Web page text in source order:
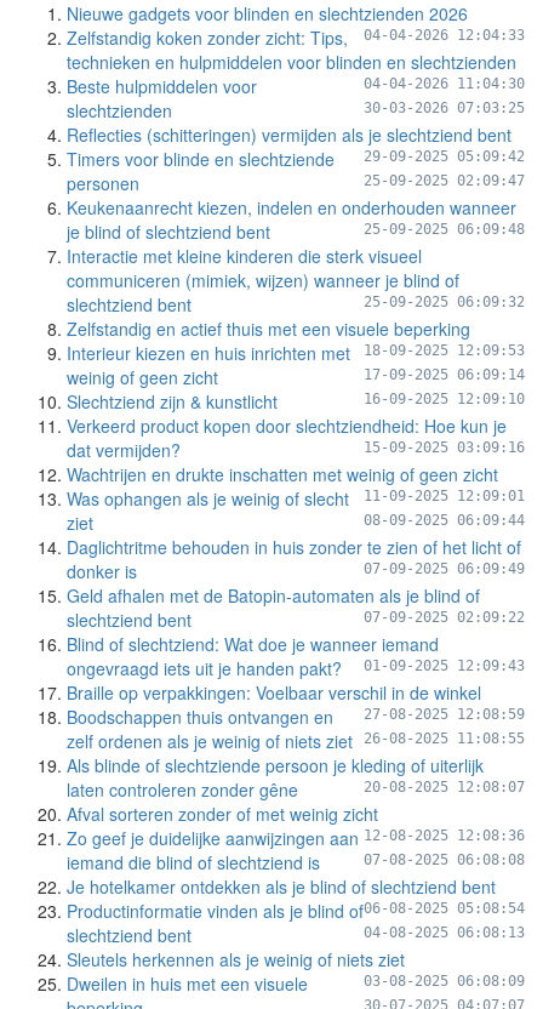
Nieuwe gadgets voor blinden en slechtzienden 2026
04-04-2026 12:04:33
Zelfstandig koken zonder zicht: Tips,
technieken en hulpmiddelen voor blinden en slechtzienden
04-04-2026 11:04:30
Beste hulpmiddelen voor
slechtzienden
30-03-2026 07:03:25
Reflecties (schitteringen) vermijden als je slechtziend bent
29-09-2025 05:09:42
Timers voor blinde en slechtziende
personen
25-09-2025 02:09:47
Keukenaanrecht kiezen, indelen en onderhouden wanneer
je blind of slechtziend bent
25-09-2025 06:09:48
Interactie met kleine kinderen die sterk visueel
communiceren (mimiek, wijzen) wanneer je blind of
slechtziend bent
25-09-2025 06:09:32
Zelfstandig en actief thuis met een visuele beperking
18-09-2025 12:09:53
Interieur kiezen en huis inrichten met
weinig of geen zicht
17-09-2025 06:09:14
Slechtziend zijn & kunstlicht 16-09-2025 12:09:10
Verkeerd product kopen door slechtziendheid: Hoe kun je
dat vermijden?
15-09-2025 03:09:16
Wachtrijen en drukte inschatten met weinig of geen zicht
11-09-2025 12:09:01
Was ophangen als je weinig of slecht
ziet
08-09-2025 06:09:44
Daglichtritme behouden in huis zonder te zien of het licht of
donker is
07-09-2025 06:09:49
Geld afhalen met de Batopin-automaten als je blind of
slechtziend bent
07-09-2025 02:09:22
Blind of slechtziend: Wat doe je wanneer iemand
ongevraagd iets uit je handen pakt?
01-09-2025 12:09:43
Braille op verpakkingen: Voelbaar verschil in de winkel
27-08-2025 12:08:59
Boodschappen thuis ontvangen en
zelf ordenen als je weinig of niets ziet
26-08-2025 11:08:55
Als blinde of slechtziende persoon je kleding of uiterlijk
laten controleren zonder gêne
20-08-2025 12:08:07
Afval sorteren zonder of met weinig zicht
12-08-2025 12:08:36
Zo geef je duidelijke aanwijzingen aan
iemand die blind of slechtziend is
07-08-2025 06:08:08
Je hotelkamer ontdekken als je blind of slechtziend bent
06-08-2025 05:08:54
Productinformatie vinden als je blind of
slechtziend bent
04-08-2025 06:08:13
Sleutels herkennen als je weinig of niets ziet
03-08-2025 06:08:09
Dweilen in huis met een visuele
30-07-2025 04:07:07